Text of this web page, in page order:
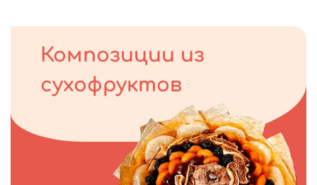
Композиции из
сухофруктов